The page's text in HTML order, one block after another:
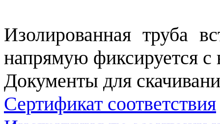
Изолированная труба
напрямую фиксируется с
Документы для
Сертификат соответствия